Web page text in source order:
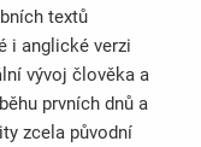
textů
i anglické verzi
vývoj člověka a
prvních dnů a
zcela původní